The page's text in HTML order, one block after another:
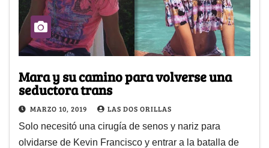
Mara y su camino para volverse una
seductora trans
MARZO 10, 2019 LAS DOS ORILLAS
Solo necesitó una cirugía de senos y nariz para
olvidarse de Kevin Francisco y entrar a la batalla de